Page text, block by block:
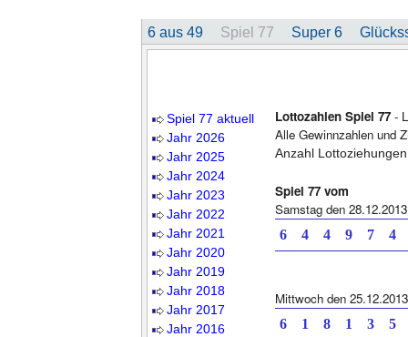
6 aus 49 Spiel 77 Super 6
Spiel 77 aktuell
Jahr 2026
Jahr 2025
Jahr 2024
Jahr 2023
Jahr 2022
Jahr 2021
Jahr 2020
Jahr 2019
Jahr 2018
Jahr 2017
Jahr 2016
Lottozahlen Spiel 77 -
Alle Gewinnzahlen und
Anzahl
Spiel 77 vom
Samstag den 28.12.2013
6 4 4 9 7 4
Mittwoch den 25.12.2013
6 1 8 1 3 5